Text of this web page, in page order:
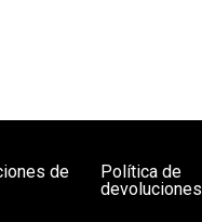
de
Política de
devoluciones